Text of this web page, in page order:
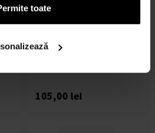
toate
Seturi cadou - Femei
105,00 lei